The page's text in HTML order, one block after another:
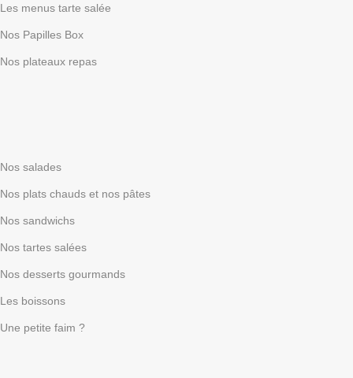
Les menus tarte salée
Nos Papilles Box
Nos plateaux repas
Nos salades
Nos plats chauds et nos pâtes
Nos sandwichs
Nos tartes salées
Nos desserts gourmands
Les boissons
Une petite faim ?